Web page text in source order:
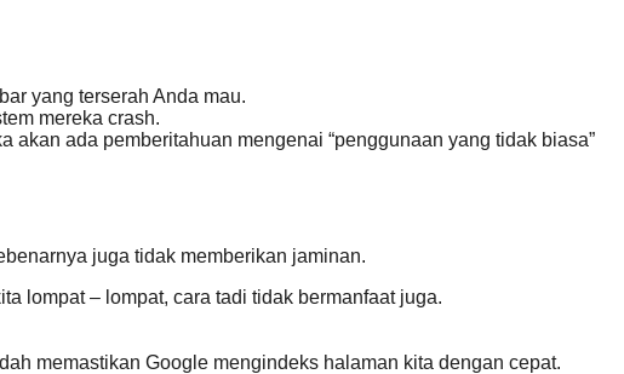
yang terserah Anda mau.
mereka crash.
ada pemberitahuan mengenai “penggunaan yang tidak biasa”
juga tidak memberikan jaminan.
lompat – lompat, cara tadi tidak bermanfaat juga.
memastikan Google mengindeks halaman kita dengan cepat.